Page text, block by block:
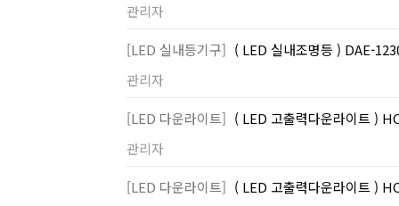
관리자
[LED 실내등기구] ( LED 실내조명등 ) DAE-
관리자
[LED 다운라이트] ( LED 고출력다운라이트 )
관리자
[LED 다운라이트] ( LED 고출력다운라이트 )